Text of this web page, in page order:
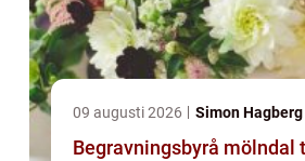
09 augusti 2026 Simon Hagberg
Begravningsbyrå mölndal tryggt stöd